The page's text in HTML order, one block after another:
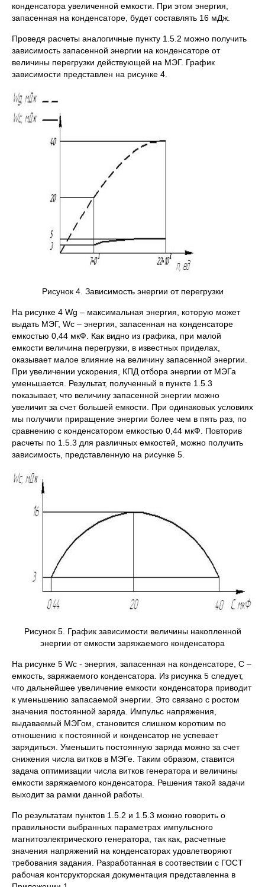
конденсатора увеличенной емкости. При этом энергия,
запасенная на конденсаторе, будет составлять 16 мДж.
Проведя расчеты аналогичные пункту 1.5.2 можно получить
зависимость запасенной энергии на конденсаторе от
величины перегрузки действующей на МЭГ. График
зависимости представлен на рисунке 4.
Рисунок 4. Зависимость энергии от перегрузки
На рисунке 4 Wg – максимальная энергия, которую может
выдать МЭГ, Wc – энергия, запасенная на конденсаторе
емкостью 0,44 мкФ. Как видно из графика, при малой
емкости величина перегрузки, в известных приделах,
оказывает малое влияние на величину запасенной энергии.
При увеличении ускорения, КПД отбора энергии от МЭГа
уменьшается. Результат, полученный в пункте 1.5.3
показывает, что величину запасенной энергии можно
увеличит за счет большей емкости. При одинаковых условиях
мы получили приращение энергии более чем в пять раз, по
сравнению с конденсатором емкостью 0,44 мкФ. Повторив
расчеты по 1.5.3 для различных емкостей, можно получить
зависимость, представленную на рисунке 5.
Рисунок 5. График зависимости величины накопленной
энергии от емкости заряжаемого конденсатора
На рисунке 5 Wс - энергия, запасенная на конденсаторе, С –
емкость, заряжаемого конденсатора. Из рисунка 5 следует,
что дальнейшее увеличение емкости конденсатора приводит
к уменьшению запасаемой энергии. Это связано с ростом
значения постоянной заряда. Импульс напряжения,
выдаваемый МЭГом, становится слишком коротким по
отношению к постоянной и конденсатор не успевает
зарядиться. Уменьшить постоянную заряда можно за счет
снижения числа витков в МЭГе. Таким образом, ставится
задача оптимизации числа витков генератора и величины
емкости заряжаемого конденсатора. Решения такой задачи
выходит за рамки данной работы.
По результатам пунктов 1.5.2 и 1.5.3 можно говорить о
правильности выбранных параметрах импульсного
магнитоэлектрического генератора, так как, расчетные
значения напряжений на конденсаторах удовлетворяют
требования задания. Разработанная в соотвествии с ГОСТ
рабочая контсрукторская документация представленна в